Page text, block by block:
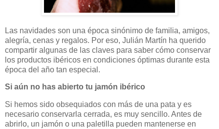
Las navidades son una época sinónimo de familia, amigos,
alegría, cenas y regalos. Por eso, Julián Martín ha querido
compartir algunas de las claves para saber cómo conservar
los productos ibéricos en condiciones óptimas durante esta
época del año tan especial.
Si aún no has abierto tu jamón ibérico
Si hemos sido obsequiados con más de una pata y es
necesario conservarla cerrada, es muy sencillo. Antes de
abrirlo, un jamón o una paletilla pueden mantenerse en